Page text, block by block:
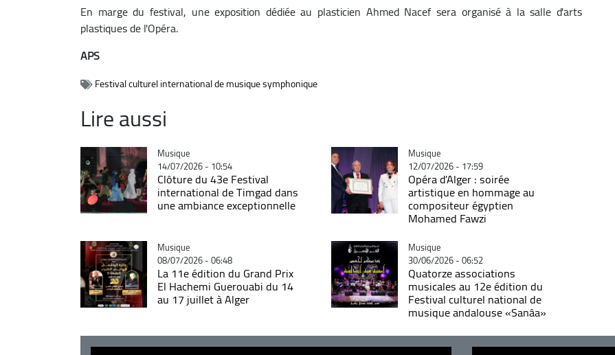
En marge du festival, une exposition dédiée au plasticien Ahmed Nacef sera organisé à la salle d'arts
plastiques de l'Opéra.
APS
Festival culturel international de musique symphonique
Lire aussi
Catégorie
Musique
14/07/2026 - 10:54
Clôture du 43e Festival
international de Timgad dans
une ambiance exceptionnelle
Catégorie
Musique
12/07/2026 - 17:59
Opéra d'Alger : soirée
artistique en hommage au
compositeur égyptien
Mohamed Fawzi
Catégorie
Musique
08/07/2026 - 06:48
La 11e édition du Grand Prix
El Hachemi Guerouabi du 14
au 17 juillet à Alger
Catégorie
Musique
30/06/2026 - 06:52
Quatorze associations
musicales au 12e édition du
Festival culturel national de
musique andalouse «Sanâa»